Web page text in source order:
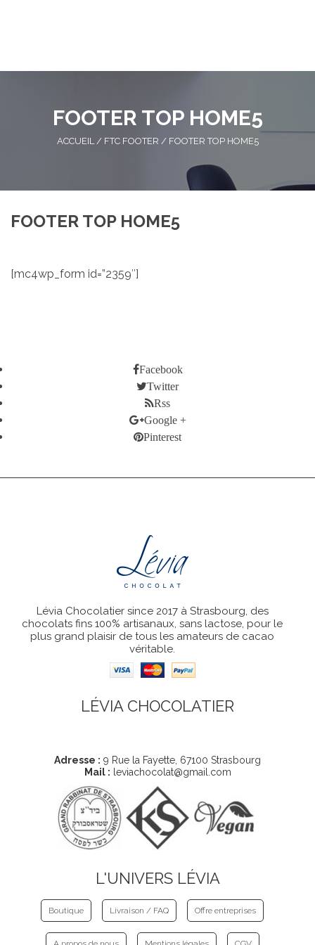
FOOTER TOP HOME5
ACCUEIL / FTC FOOTER / FOOTER TOP HOME5
FOOTER TOP HOME5
[mc4wp_form id=”2359″]
Facebook
Twitter
Rss
Google +
Pinterest
Lévia Chocolatier since 2017 à Strasbourg, des
chocolats fins 100% artisanaux, sans lactose, pour le
plus grand plaisir de tous les amateurs de cacao
véritable.
LÉVIA CHOCOLATIER
Adresse : 9 Rue la Fayette, 67100 Strasbourg
Mail : leviachocolat@gmail.com
L'UNIVERS LÉVIA
Boutique Livraison / FAQ Offre entreprises